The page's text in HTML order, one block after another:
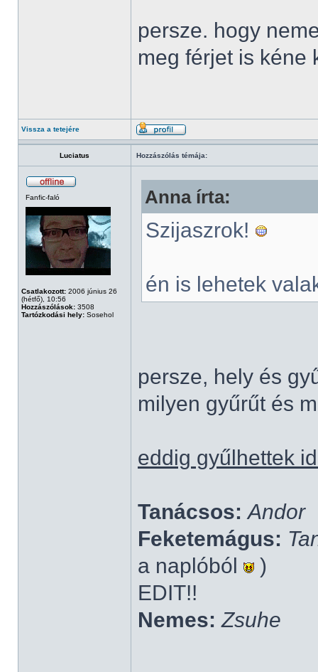
persze. hogy
meg férjet is kéne
Vissza a tetejére
Luciatus Hozzászólás témája:
Fanfic-faló
Csatlakozott: 2006 június 26
(hétfő), 10:56
Hozzászólások: 3508
Tartózkodási hely: Sosehol
Anna írta:
Szijaszrok!
én is lehetek
persze, hely és
milyen gyűrűt és
eddig gyűlhettek
Tanácsos: Andor
Feketemágus:
a naplóból
)
EDIT!!
Nemes: Zsuhe